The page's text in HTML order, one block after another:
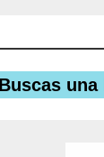
una